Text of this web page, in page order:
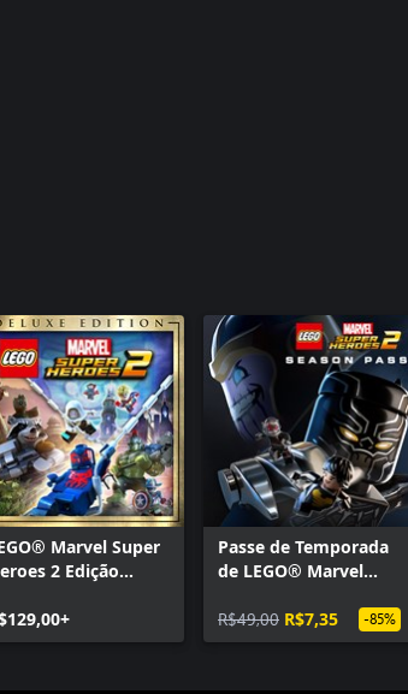
Marvel Super
2 Edição
Passe de Temporada
de LEGO® Marvel
R$49,00 R$7,35 -85%